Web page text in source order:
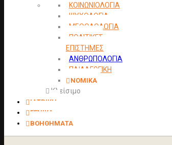
ΚΟΙΝΩΝΙΟΛΟΓΙΑ
ΨΥΧΟΛΟΓΙΑ
ΜΕΘΟΔΟΛΟΓΙΑ
ΠΟΛΙΤΙΚΕΣ
ΕΠΙΣΤΗΜΕΣ
ΑΝΘΡΩΠΟΛΟΓΙΑ
ΠΑΙΔΑΓΩΓΙΚΗ
ΝΟΜΙΚΑ
Κλείσιμο
ΙΑΤΡΙΚΗ
ΓΕΝΙΚΑ
ΒΟΗΘΗΜΑΤΑ